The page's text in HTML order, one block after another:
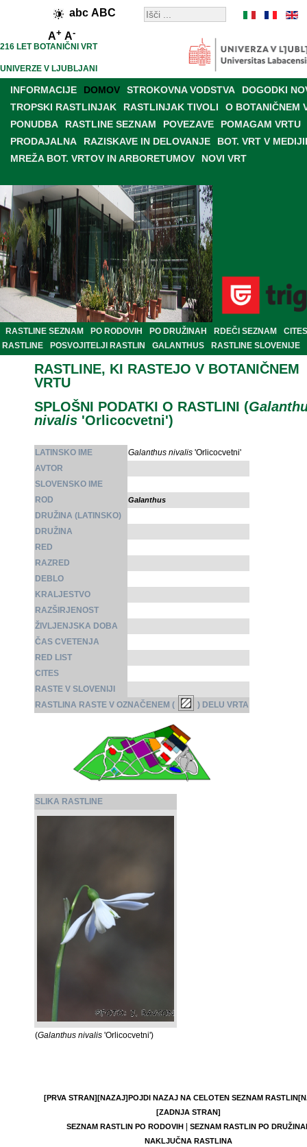
abc ABC
A+ A-
216 LET BOTANIČNI VRT
UNIVERZE V LJUBLJANI
INFORMACIJE DOMOV STROKOVNA VODSTVA
DOGODKI
TROPSKI RASTLINJAK
RASTLINJAK TIVOLI
O BOTANIČNEM
PONUDBA
RASTLINE SEZNAM POVEZAVE
POMAGAM VRTU
PRODAJALNA
RAZISKAVE IN DELOVANJE
BOT. VRT V
MREŽA BOT. VRTOV IN ARBORETUMOV
NOVI VRT
RASTLINE SEZNAM PO RODOVIH PO DRUŽINAH RDEČI SEZNAM
CITES
RASTLINE
POSVOJITELJI RASTLIN GALANTHUS RASTLINE SLOVENIJE
RASTLINE, KI RASTEJO V BOTANIČNEM
VRTU
SPLOŠNI PODATKI O RASTLINI (
nivalis 'Orlicocvetni')
LATINSKO IME Galanthus nivalis 'Orlicocvetni'
AVTOR
SLOVENSKO IME
ROD
Galanthus
DRUŽINA (LATINSKO)
DRUŽINA
RED
RAZRED
DEBLO
KRALJESTVO
RAZŠIRJENOST
ŽIVLJENJSKA DOBA
ČAS CVETENJA
RED LIST
CITES
RASTE V SLOVENIJI
RASTLINA RASTE V OZNAČENEM (
) DELU VRTA
SLIKA RASTLINE
(Galanthus nivalis 'Orlicocvetni')
[PRVA STRAN][NAZAJ]POJDI NAZAJ NA CELOTEN SEZNAM RASTLIN
[ZADNJA STRAN]
SEZNAM RASTLIN PO RODOVIH|
SEZNAM RASTLIN PO
NAKLJUČNA RASTLINA